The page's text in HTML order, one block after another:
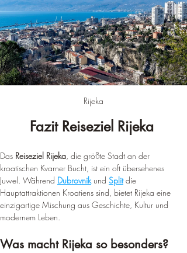
Rijeka
Fazit Reiseziel Rijeka
Das Reiseziel Rijeka, die größte Stadt an der
kroatischen Kvarner Bucht, ist ein oft übersehenes
Juwel. Während Dubrovnik und Split die
Hauptattraktionen Kroatiens sind, bietet Rijeka eine
einzigartige Mischung aus Geschichte, Kultur und
modernem Leben.
Was macht Rijeka so besonders?